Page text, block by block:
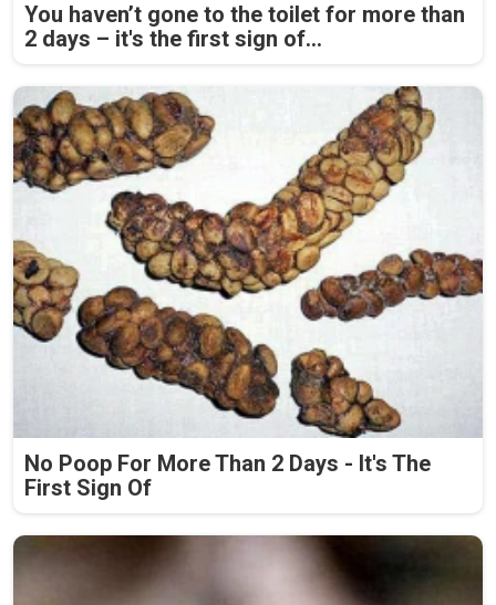
You haven’t gone to the toilet for more than
2 days – it's the first sign of...
No Poop For More Than 2 Days - It's The
First Sign Of